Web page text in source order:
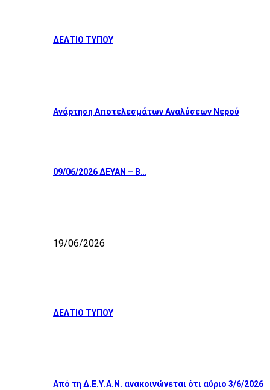
ΔΕΛΤΙΟ ΤΥΠΟΥ
Ανάρτηση Αποτελεσμάτων Αναλύσεων Νερού
09/06/2026 ΔΕΥΑΝ – Β…
19/06/2026
ΔΕΛΤΙΟ ΤΥΠΟΥ
Από τη Δ.Ε.Υ.Α.Ν. ανακοινώνεται ότι αύριο 3/6/2026